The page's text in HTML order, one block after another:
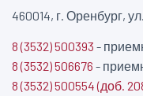
460014, г. Оренбург,
8 (3532) 500393 -
8 (3532) 506676 -
8 (3532) 500554 (доб.